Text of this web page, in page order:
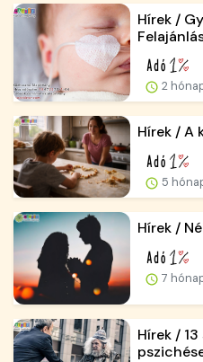
Hírek /
2
Hírek / A
5
Hírek /
7
Hírek /